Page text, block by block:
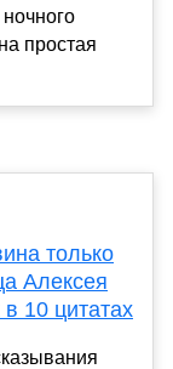
простая
только
Алексея
10 цитатах